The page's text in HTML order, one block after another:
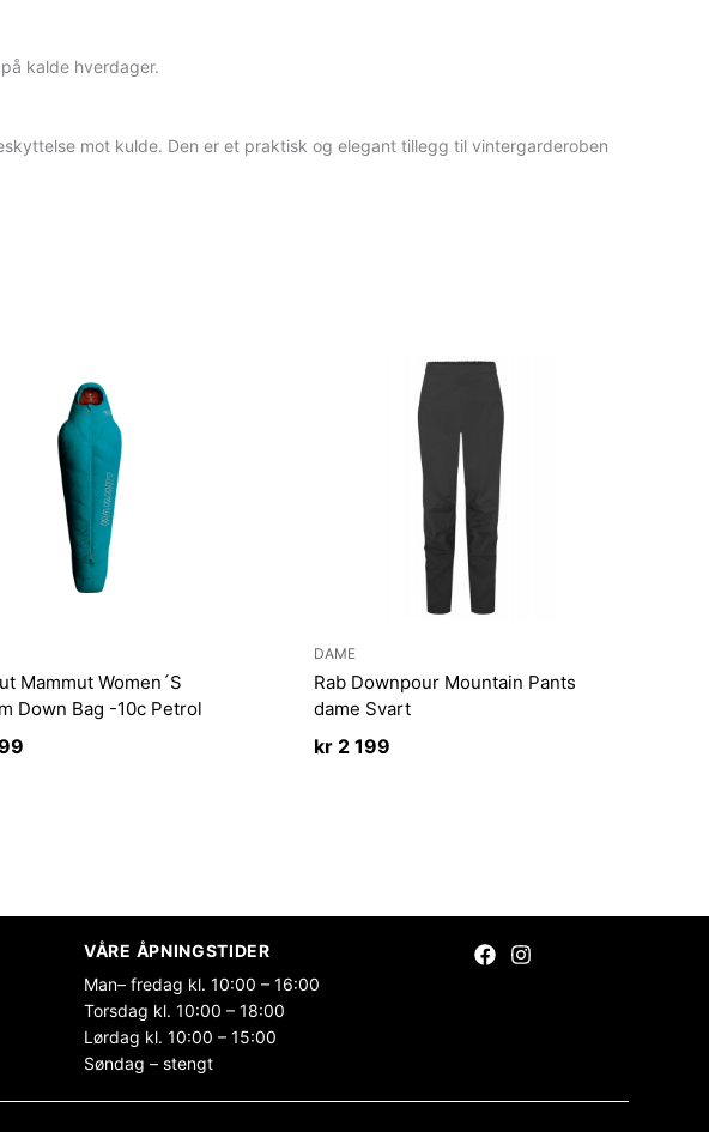
kalde hverdager.
mot kulde. Den er et praktisk og elegant tillegg til vintergarderoben
Mammut Women´S
Down Bag -10c Petrol
DAME
Rab Downpour Mountain Pants
dame Svart
kr2 199
VÅRE ÅPNINGSTIDER
Man– fredag kl. 10:00 – 16:00
Torsdag kl. 10:00 – 18:00
Lørdag kl. 10:00 – 15:00
Søndag – stengt